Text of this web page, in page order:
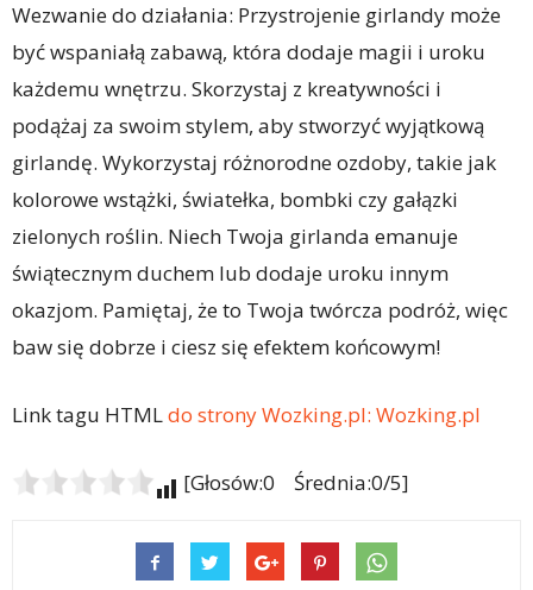
Wezwanie do działania: Przystrojenie girlandy może
być wspaniałą zabawą, która dodaje magii i uroku
każdemu wnętrzu. Skorzystaj z kreatywności i
podążaj za swoim stylem, aby stworzyć wyjątkową
girlandę. Wykorzystaj różnorodne ozdoby, takie jak
kolorowe wstążki, światełka, bombki czy gałązki
zielonych roślin. Niech Twoja girlanda emanuje
świątecznym duchem lub dodaje uroku innym
okazjom. Pamiętaj, że to Twoja twórcza podróż, więc
baw się dobrze i ciesz się efektem końcowym!
Link tagu HTMLdo strony Wozking.pl: Wozking.pl
[Głosów:0 Średnia:0/5]